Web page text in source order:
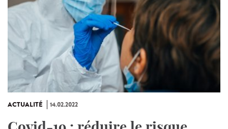
ACTUALITÉ 14.02.2022